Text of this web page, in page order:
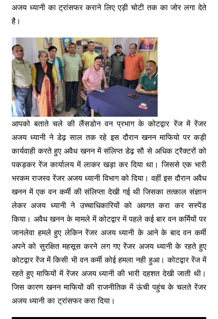
अजय ध्यानी का ट्रांसफर कराने लिए एड़ी चोटी तक का जोर लगा देते
है।
आपको बताते चले की लैंसडोन वन प्रभाग के कोटद्वार रेंज में रेंजर
अजय ध्यानी ने डेढ़ साल तक रहे इस दौरान खनन माफियो पर कड़ी
कार्यवाही करते हुए अवैध खनन में संलिप्त डेढ़ सौ से अधिक ट्रैक्टरों को
पकड़कर रेंज कार्यालय में लाकर खड़ा कर दिया था। जिससे एक भारी
भरकम राजस्व रेंजर अजय ध्यानी विभाग को दिया। वहीं इस दौरान अवैध
खनन में एक वन कर्मी की संलिप्ता देखी गई थी जिसका तत्काल संज्ञान
लेकर अजय ध्यानी ने उच्चाधिकारियों को अवगत करा कर सस्पेंड
किया। अवैध खनन के मामले में कोटद्वार में पहले कई बार वन कर्मियों पर
जानलेवा हमले हुए लेकिन रेंजर अजय ध्यानी के आने के बाद वन कर्मी
अपने को सुरक्षित महसूस करने लग गए रेंजर अजय ध्यानी के रहते हुए
कोटद्वार रेंज में किसी भी वन कर्मी कोई हमला नही हुआ। कोटद्वार रेंज में
रहते हुए माफियों में रेंजर अजय ध्यानी की भारी दहशत देखी जाती थी।
जिस कारण खनन माफियों की राजनीतिक में ऊंची पहुंच के चलते रेंजर
अजय ध्यानी का ट्रांसफर करा दिया।